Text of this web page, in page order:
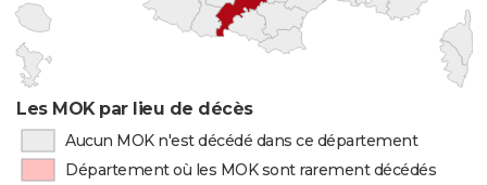
Les MOK par lieu de décès
Aucun MOK n'est décédé dans ce département
Département où les MOK sont rarement décédés